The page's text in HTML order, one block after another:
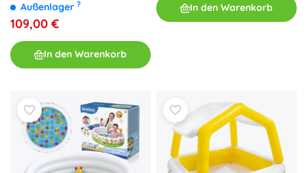
Sonnendach
Außenlager ?
109,00 €
In den Warenkorb
In den Warenkorb